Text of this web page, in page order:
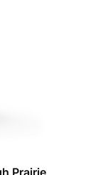
Prairie